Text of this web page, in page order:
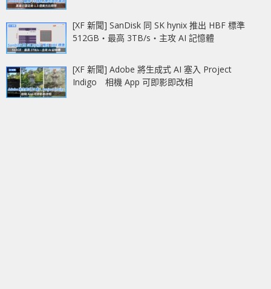
[XF 新聞] SanDisk 同 SK hynix 推出 HBF 標準
512GB‧最高 3TB/s‧主攻 AI 記憶體
[XF 新聞] Adobe 將生成式 AI 塞入 Project
Indigo 相機 App 可即影即改相